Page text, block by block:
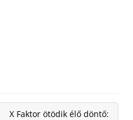
X Faktor ötödik élő döntő: